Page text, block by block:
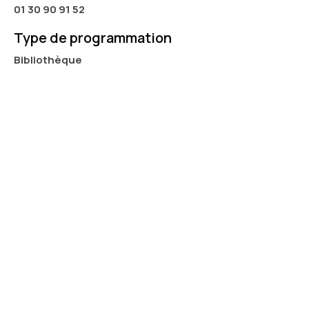
01 30 90 91 52
Type de programmation
Bibliothèque